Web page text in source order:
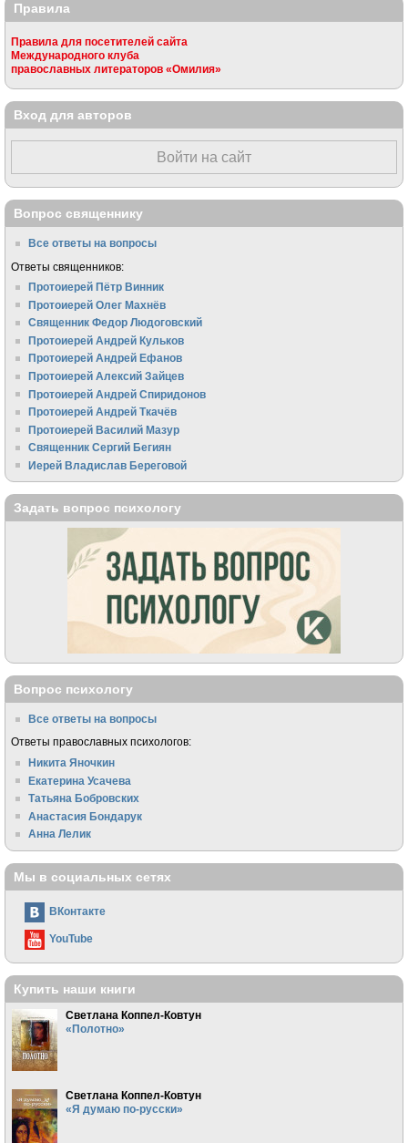
Правила
Правила для посетителей сайта
Международного клуба
православных литераторов «Омилия»
Вход для авторов
Войти на сайт
Вопрос священнику
Все ответы на вопросы
Ответы священников:
Протоиерей Пётр Винник
Протоиерей Олег Махнёв
Священник Федор Людоговский
Протоиерей Андрей Кульков
Протоиерей Андрей Ефанов
Протоиерей Алексий Зайцев
Протоиерей Андрей Спиридонов
Протоиерей Андрей Ткачёв
Протоиерей Василий Мазур
Священник Сергий Бегиян
Иерей Владислав Береговой
Задать вопрос психологу
Вопрос психологу
Все ответы на вопросы
Ответы православных психологов:
Никита Яночкин
Екатерина Усачева
Татьяна Бобровских
Анастасия Бондарук
Анна Лелик
Мы в социальных сетях
ВКонтакте
YouTube
Купить наши книги
Светлана Коппел-Ковтун
«Полотно»
Светлана Коппел-Ковтун
«Я думаю по-русски»